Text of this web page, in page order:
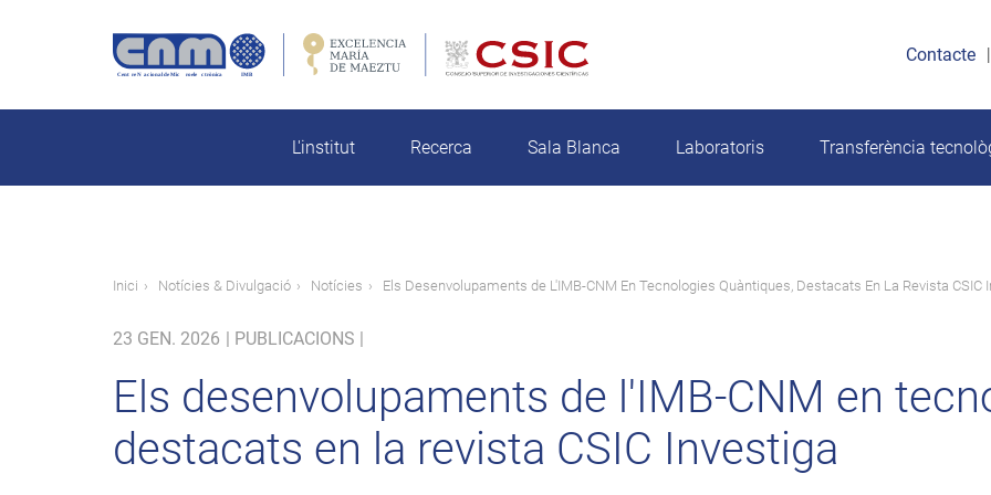
Contacte
L'institut Recerca Sala Blanca Laboratoris Transferència
Fil
d'ariadna
Inici Notícies & Divulgació Notícies Els Desenvolupaments de L'IMB-CNM En Tecnologies Quàntiques, Destacats En La Revista CSIC
23 GEN. 2026 | PUBLICACIONS |
Els desenvolupaments de l'IMB-CNM en
destacats en la revista CSIC Investiga